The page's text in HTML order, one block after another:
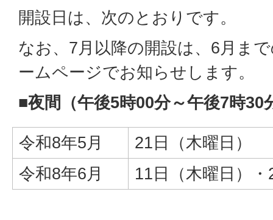
開設日は、次のとおりです。
なお、7月以降の開設は、6月ま
ームページでお知らせします。
■夜間（午後5時00分～午後7時30
令和8年5月
21日（木曜日）
令和8年6月
11日（木曜日）